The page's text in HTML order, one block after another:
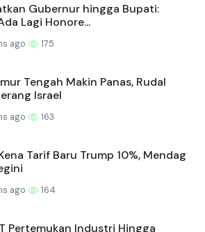
Gubernur hingga Bupati:
Lagi Honore...
ago 175
Tengah Makin Panas, Rudal
Israel
ago 163
Tarif Baru Trump 10%, Mendag
ago 164
Pertemukan Industri Hingga